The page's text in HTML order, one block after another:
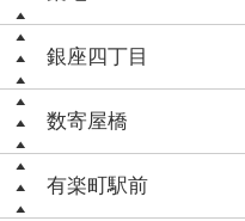
銀座四丁目
数寄屋橋
有楽町駅前